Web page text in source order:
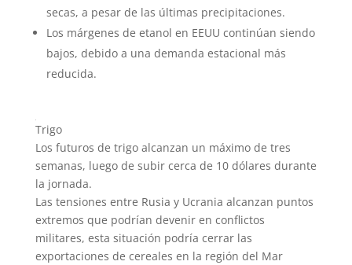
secas, a pesar de las últimas precipitaciones.
Los márgenes de etanol en EEUU continúan siendo
bajos, debido a una demanda estacional más
reducida.
Trigo
Los futuros de trigo alcanzan un máximo de tres
semanas, luego de subir cerca de 10 dólares durante
la jornada.
Las tensiones entre Rusia y Ucrania alcanzan puntos
extremos que podrían devenir en conflictos
militares, esta situación podría cerrar las
exportaciones de cereales en la región del Mar